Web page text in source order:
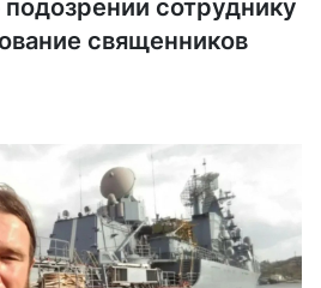
сотруднику
священников